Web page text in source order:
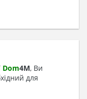
Dom4M, Ви
для